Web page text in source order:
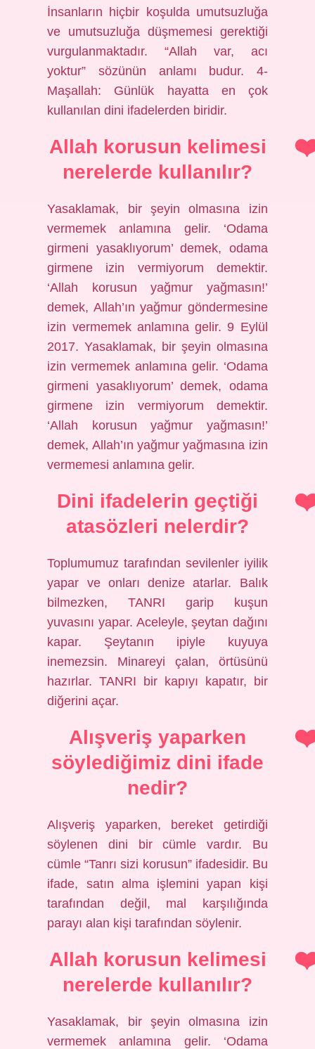
İnsanların hiçbir koşulda umutsuzluğa
ve umutsuzluğa düşmemesi gerektiği
vurgulanmaktadır. “Allah var, acı
yoktur” sözünün anlamı budur. 4-
Maşallah: Günlük hayatta en çok
kullanılan dini ifadelerden biridir.
Allah korusun kelimesi
nerelerde kullanılır?
Yasaklamak, bir şeyin olmasına izin
vermemek anlamına gelir. ‘Odama
girmeni yasaklıyorum’ demek, odama
girmene izin vermiyorum demektir.
‘Allah korusun yağmur yağmasın!’
demek, Allah’ın yağmur göndermesine
izin vermemek anlamına gelir. 9 Eylül
2017. Yasaklamak, bir şeyin olmasına
izin vermemek anlamına gelir. ‘Odama
girmeni yasaklıyorum’ demek, odama
girmene izin vermiyorum demektir.
‘Allah korusun yağmur yağmasın!’
demek, Allah’ın yağmur yağmasına izin
vermemesi anlamına gelir.
Dini ifadelerin geçtiği
atasözleri nelerdir?
Toplumumuz tarafından sevilenler iyilik
yapar ve onları denize atarlar. Balık
bilmezken, TANRI garip kuşun
yuvasını yapar. Aceleyle, şeytan dağını
kapar. Şeytanın ipiyle kuyuya
inemezsin. Minareyi çalan, örtüsünü
hazırlar. TANRI bir kapıyı kapatır, bir
diğerini açar.
Alışveriş yaparken
söylediğimiz dini ifade
nedir?
Alışveriş yaparken, bereket getirdiği
söylenen dini bir cümle vardır. Bu
cümle “Tanrı sizi korusun” ifadesidir. Bu
ifade, satın alma işlemini yapan kişi
tarafından değil, mal karşılığında
parayı alan kişi tarafından söylenir.
Allah korusun kelimesi
nerelerde kullanılır?
Yasaklamak, bir şeyin olmasına izin
vermemek anlamına gelir. ‘Odama